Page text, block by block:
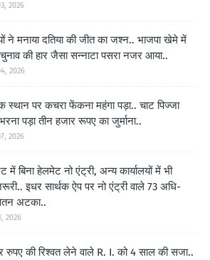
2026
ने मनाया दतिया की जीत का जश्न.. भाजपा खेमे में
की हार जैसा सन्नाटा पसरा नजर आया..
2026
स्थान पर कचरा फेंकना महंगा पड़ा.. चाट पिज्जा
पड़ा तीन हजार रूपए का जुर्माना..
2026
में बिना हेलमेट नो एंट्री, अन्य कार्यालयों में भी
इधर सार्थक ऐप पर नो एंट्री वाले 73 अधि-
अटका..
2026
रुपए की रिश्वत लेने वाले R. I. को 4 साल की सजा..